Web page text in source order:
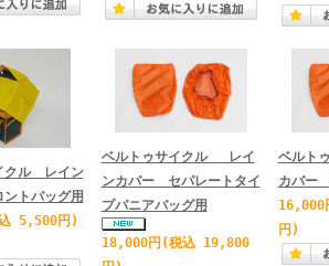
クル レイン
トバッグ用
5,500円)
ベルトゥサイクル レイ
ンカバー セパレートタイ
プパニアバッグ用
18,000円 (税込 19,800
ベルト
カバー
16,000
円)